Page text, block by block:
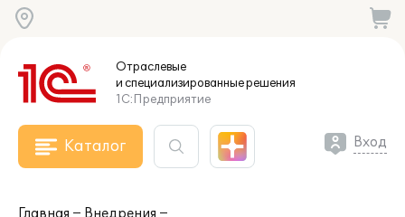
Отраслевые
и специализированныерешения
1С:Предприятие
Каталог Вход
Главная
Внедрения